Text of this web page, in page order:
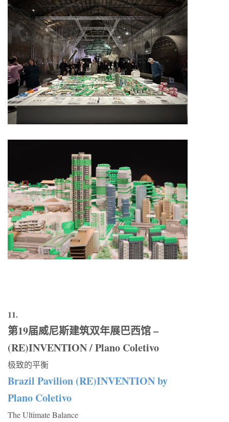
11.
第19届威尼斯建筑双年展巴西馆 –
(RE)INVENTION / Plano Coletivo
极致的平衡
Brazil Pavilion (RE)INVENTION by
Plano Coletivo
The Ultimate Balance